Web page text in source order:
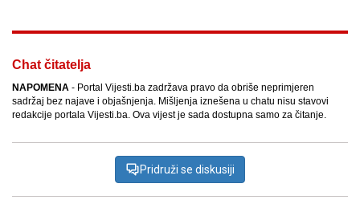
Chat čitatelja
NAPOMENA - Portal Vijesti.ba zadržava pravo da obriše neprimjeren
sadržaj bez najave i objašnjenja. Mišljenja iznešena u chatu nisu stavovi
redakcije portala Vijesti.ba. Ova vijest je sada dostupna samo za čitanje.
Pridruži se diskusiji